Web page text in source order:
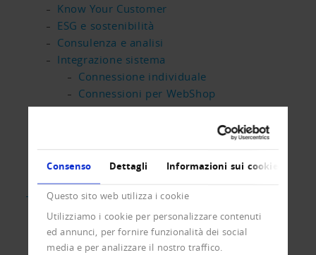
Consenso Dettagli Informazioni sui cookie
Questo sito web utilizza i cookie
Utilizziamo i cookie per personalizzare contenuti
ed annunci, per fornire funzionalità dei social
media e per analizzare il nostro traffico.
Know Your Customer
ESG e sostenibilità
Consulenza e analisi
Integrazione sistema
Connessione individuale
Connessioni per WebShop
Sistemi ERP e soluzione di gestione del
Incasso e elaborazione di pagamenti
Scambio di esperienze di pagamento
Associazione
Diventare Socio
Pubblicità d'amicizia
Vantaggi